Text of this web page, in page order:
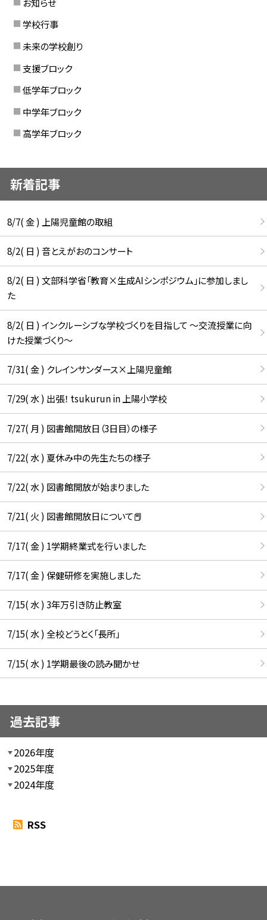
学校行事
未来の学校創り
支援ブロック
低学年ブロック
中学年ブロック
高学年ブロック
新着記事
8/7( 金 ) 上陽児童館の取組
8/2( 日 ) 音とえがおのコンサート
8/2( 日 ) 文部科学省「教育×生成AIシンポジウム」に参加しまし
た
8/2( 日 ) インクルーシブな学校づくりを目指して ～交流授業に向
けた授業づくり～
7/31( 金 ) クレインサンダース×上陽児童館
7/29( 水 ) 出張！ tsukurun in 上陽小学校
7/27( 月 ) 図書館開放日（3日目）の様子
7/22( 水 ) 夏休み中の先生たちの様子
7/22( 水 ) 図書館開放が始まりました
7/21( 火 ) 図書館開放日について📕
7/17( 金 ) 1学期終業式を行いました
7/17( 金 ) 保健研修を実施しました
7/15( 水 ) 3年万引き防止教室
7/15( 水 ) 全校どうとく「長所」
7/15( 水 ) 1学期最後の読み聞かせ
過去記事
2026年度
2025年度
2024年度
RSS